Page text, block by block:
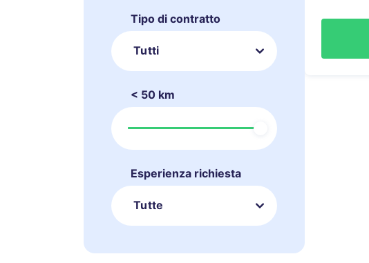
Tipo di contratto
Tutti
< 50 km
Esperienza richiesta
Tutte